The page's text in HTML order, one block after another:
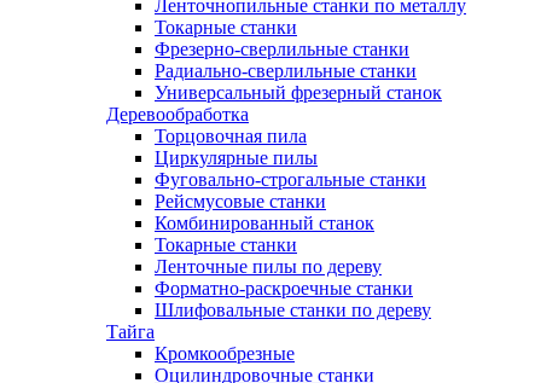
Ленточнопильные станки по металлу
Токарные станки
Фрезерно-сверлильные станки
Радиально-сверлильные станки
Универсальный фрезерный станок
Деревообработка
Торцовочная пила
Циркулярные пилы
Фуговально-строгальные станки
Рейсмусовые станки
Комбинированный станок
Токарные станки
Ленточные пилы по дереву
Форматно-раскроечные станки
Шлифовальные станки по дереву
Тайга
Кромкообрезные
Оцилиндровочные станки